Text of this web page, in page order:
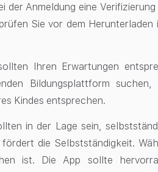
der Anmeldung eine
Sie vor dem Herunterladen
Ihren Erwartungen
Bildungsplattform
Kindes entsprechen.
in der Lage sein,
die Selbstständigkeit.
ist. Die App sollte